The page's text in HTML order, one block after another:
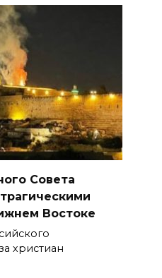
Совета
Востоке
христиан